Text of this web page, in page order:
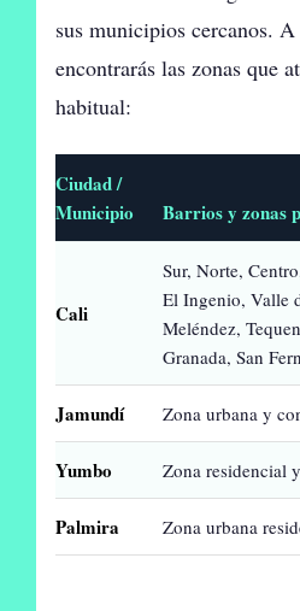
sus municipios cercanos.
encontrarás las zonas que
habitual:
Ciudad /
Municipio
Barrios y zonas
Cali
Sur, Norte,
El Ingenio, Valle
Meléndez,
Granada, San
Jamundí Zona urbana y
Yumbo Zona residencial
Palmira Zona urbana